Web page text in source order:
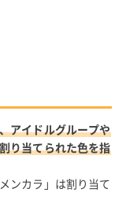
アイドルグループや
り当てられた色を指
ンカラ」は割り当て